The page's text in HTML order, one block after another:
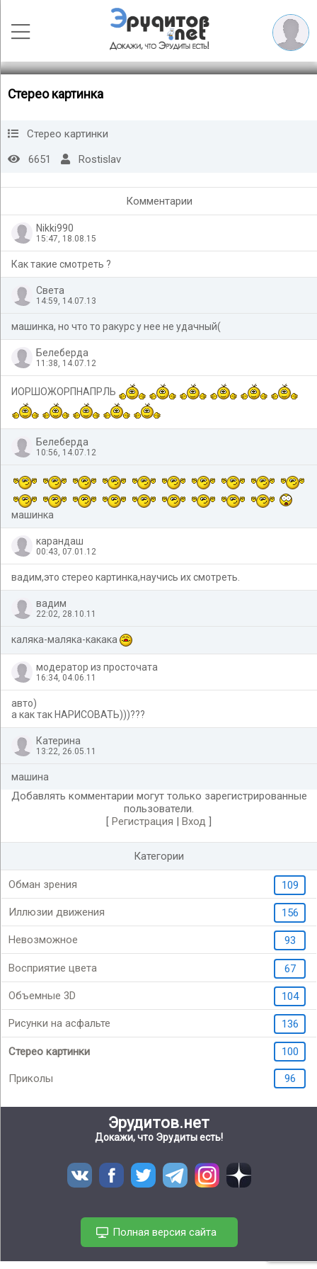
Стерео картинка
Стерео картинки
6651
Rostislav
Комментарии
Nikki990
15:47, 18.08.15
Как такие смотреть ?
Света
14:59, 14.07.13
машинка, но что то ракурс у нее не удачный(
Белеберда
11:38, 14.07.12
ИОРШОЖОРПНАПРЛЬ
Белеберда
10:56, 14.07.12
машинка
карандаш
00:43, 07.01.12
вадим,это стерео картинка,научись их смотреть.
вадим
22:02, 28.10.11
каляка-маляка-какака
модератор из просточата
16:34, 04.06.11
авто)
а как так НАРИСОВАТЬ)))???
Катерина
13:22, 26.05.11
машина
Добавлять комментарии могут только зарегистрированные
пользователи.
Регистрация Вход
Категории
Обман зрения 109
Иллюзии движения 156
Невозможное 93
Восприятие цвета 67
Объемные 3D 104
Рисунки на асфальте 136
Стерео картинки 100
Приколы 96
Эрудитов.нет
Докажи, что Эрудиты есть!
Полная версия сайта